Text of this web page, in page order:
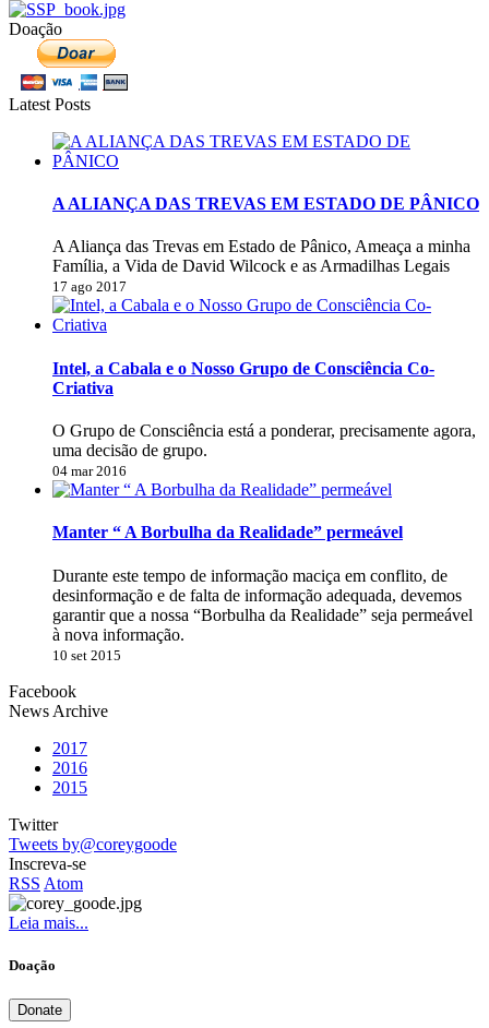
Doação
Latest Posts
A ALIANÇA DAS TREVAS EM ESTADO DE PÂNICO
A Aliança das Trevas em Estado de Pânico, Ameaça a minha
Família, a Vida de David Wilcock e as Armadilhas Legais
17 ago 2017
Intel, a Cabala e o Nosso Grupo de Consciência Co-
Criativa
O Grupo de Consciência está a ponderar, precisamente agora,
uma decisão de grupo.
04 mar 2016
Manter “ A Borbulha da Realidade” permeável
Durante este tempo de informação maciça em conflito, de
desinformação e de falta de informação adequada, devemos
garantir que a nossa “Borbulha da Realidade” seja permeável
à nova informação.
10 set 2015
Facebook
News Archive
2017
2016
2015
Twitter
Tweets by@coreygoode
Inscreva-se
RSS Atom
Leia mais...
Doação
Donate